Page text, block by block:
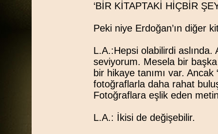
‘BİR KİTAPTAKİ HİÇBİR
Peki niye Erdoğan’ın diğer
L.A.:Hepsi olabilirdi
seviyorum. Mesela bir başka
bir hikaye tanımı var. Ancak
fotoğraflarla daha rahat
Fotoğraflara eşlik eden
L.A.: İkisi de değişebilir.